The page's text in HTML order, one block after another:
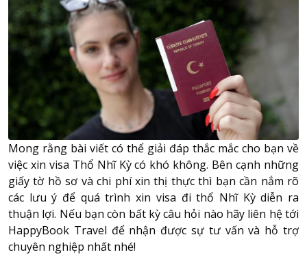
Mong rằng bài viết có thể giải đáp thắc mắc cho bạn về
việc xin visa Thổ Nhĩ Kỳ có khó không. Bên cạnh những
giấy tờ hồ sơ và chi phí xin thị thực thì bạn cần nắm rõ
các lưu ý để quá trình xin visa đi thổ Nhĩ Kỳ diễn ra
thuận lợi. Nếu bạn còn bất kỳ câu hỏi nào hãy liên hệ tới
HappyBook Travel để nhận được sự tư vấn và hỗ trợ
chuyên nghiệp nhất nhé!